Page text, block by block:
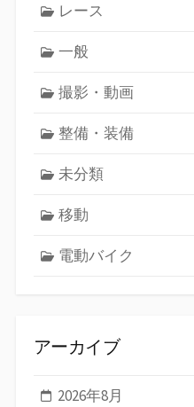
レース
一般
撮影・動画
整備・装備
未分類
移動
電動バイク
アーカイブ
2026年8月